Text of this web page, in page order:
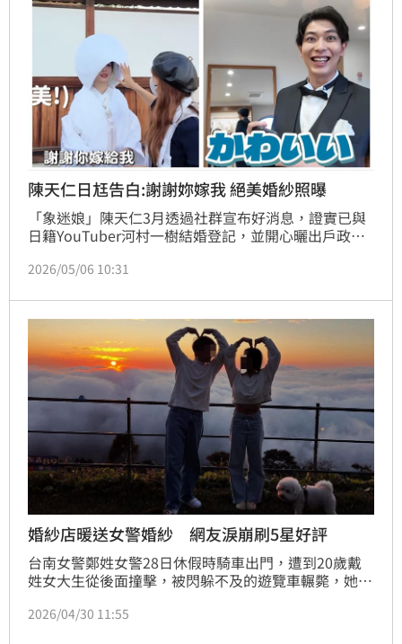
陳天仁日尪告白:謝謝妳嫁我 絕美婚紗照曝
「象迷娘」陳天仁3月透過社群宣布好消息，證實已與
日籍YouTuber河村一樹結婚登記，並開心曬出戶政事
後雙方於日本拍攝婚紗。
2026/05/06 10:31
婚紗店暖送女警婚紗 網友淚崩刷5星好評
台南女警鄭姓女警28日休假時騎車出門，遭到20歲戴
姓女大生從後面撞擊，被閃躲不及的遊覽車輾斃，她原
隔，男友的妹妹透露，有婚紗店老闆娘得知噩耗後，主
2026/04/30 11:55